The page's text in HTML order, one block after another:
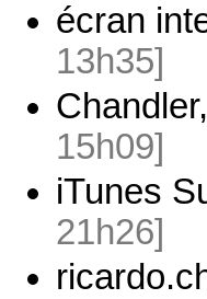
écran
13h35]
15h09]
iTunes
21h26]